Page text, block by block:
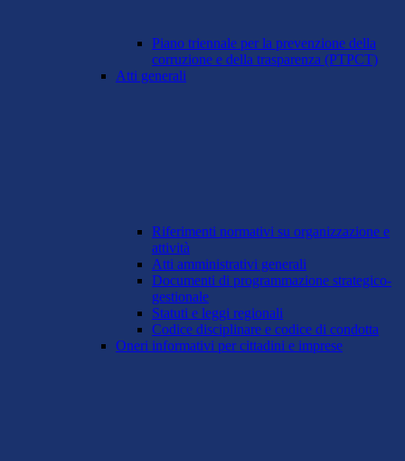
Piano triennale per la prevenzione della
corruzione e della trasparenza (PTPCT)
Atti generali
Riferimenti normativi su organizzazione e
attività
Atti amministrativi generali
Documenti di programmazione strategico-
gestionale
Statuti e leggi regionali
Codice disciplinare e codice di condotta
Oneri informativi per cittadini e imprese